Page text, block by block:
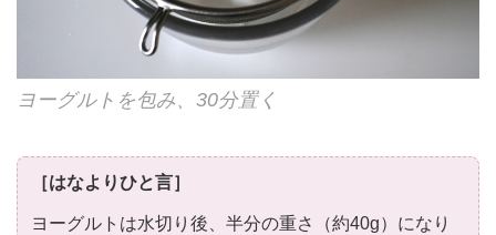
ヨーグルトを包み、30分置く
［はなよりひと言］
ヨーグルトは水切り後、半分の重さ（約40g）になり